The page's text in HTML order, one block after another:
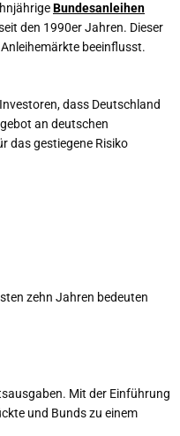
Bundesanleihen
den 1990er Jahren. Dieser
beeinflusst.
dass Deutschland
an deutschen
das gestiegene Risiko
zehn Jahren bedeuten
Mit der Einführung
und Bunds zu einem